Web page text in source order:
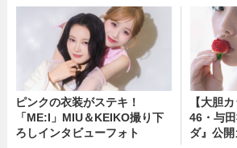
ピンクの衣装がステキ！
「ME:I」MIU＆KEIKO撮り下
ろしインタビューフォト
【大胆
46・与
ダ』公開